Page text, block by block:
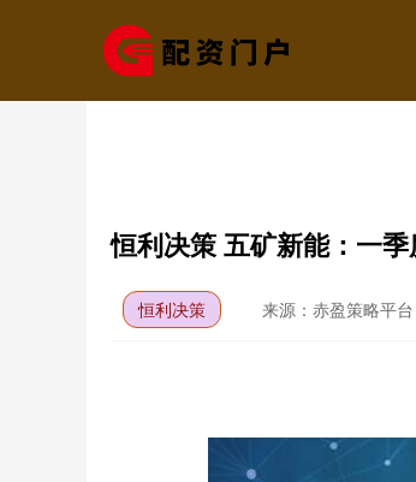
恒利决策 五矿新能：一
恒利决策 来源：赤盈策略平台